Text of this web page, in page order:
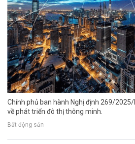
Chính phủ ban hành Nghị định 269/
về phát triển đô thị thông minh.
Bất động sản